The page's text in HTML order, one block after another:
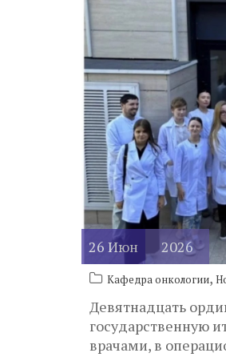
26 Июн 2026
Кафедра онкологии,
Девятнадцать
государственную
врачами, в